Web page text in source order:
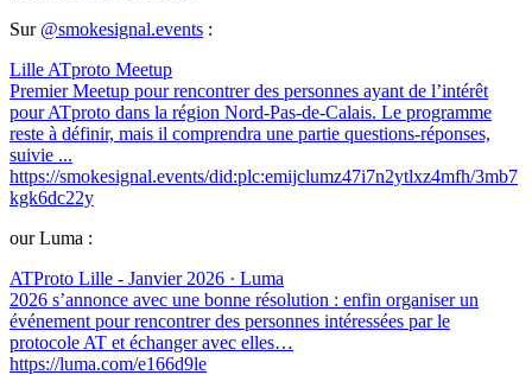
Sur @smokesignal.events :
Lille ATproto Meetup
Premier Meetup pour rencontrer des personnes ayant de l’intérêt
pour ATproto dans la région Nord-Pas-de-Calais. Le programme
reste à définir, mais il comprendra une partie questions-réponses,
suivie ...
https://smokesignal.events/did:plc:emijclumz47i7n2ytlxz4mfh/3mb7
kgk6dc22y
our Luma :
ATProto Lille - Janvier 2026 · Luma
2026 s’annonce avec une bonne résolution : enfin organiser un
événement pour rencontrer des personnes intéressées par le
protocole AT et échanger avec elles…
https://luma.com/e166d9le